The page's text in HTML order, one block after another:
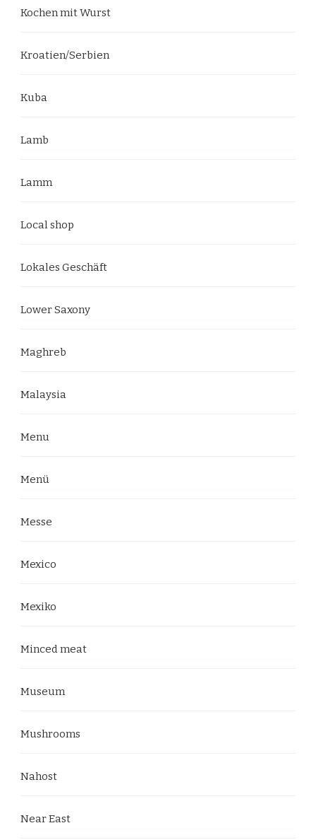
Kochen mit Wurst
Kroatien/Serbien
Kuba
Lamb
Lamm
Local shop
Lokales Geschäft
Lower Saxony
Maghreb
Malaysia
Menu
Menü
Messe
Mexico
Mexiko
Minced meat
Museum
Mushrooms
Nahost
Near East